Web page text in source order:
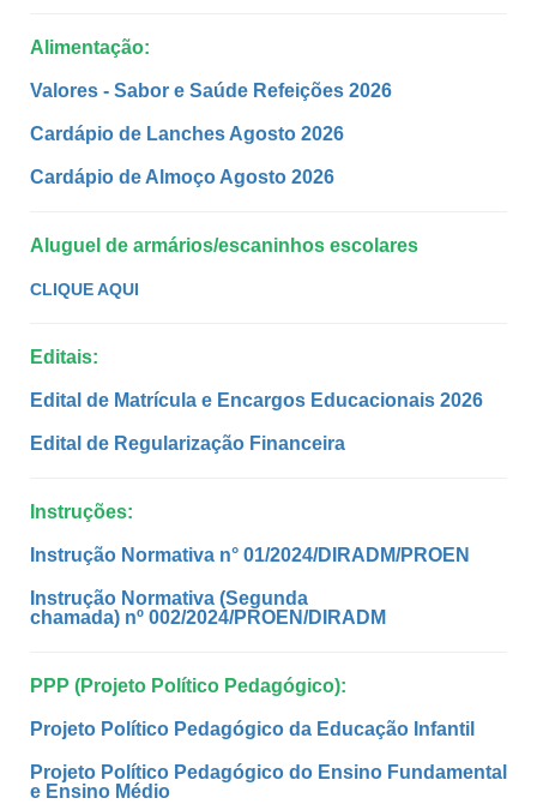
Alimentação:
Valores - Sabor e Saúde Refeições 2026
Cardápio de Lanches Agosto 2026
Cardápio de Almoço Agosto 2026
Aluguel de armários/escaninhos escolares
CLIQUE AQUI
Editais:
Edital de Matrícula e Encargos Educacionais 2026
Edital de Regularização Financeira
Instruções:
Instrução Normativa n° 01/2024/DIRADM/PROEN
Instrução Normativa (Segunda
chamada) nº 002/2024/PROEN/DIRADM
PPP (Projeto Político Pedagógico):
Projeto Político Pedagógico da Educação Infantil
Projeto Político Pedagógico do Ensino Fundamental
e Ensino Médio